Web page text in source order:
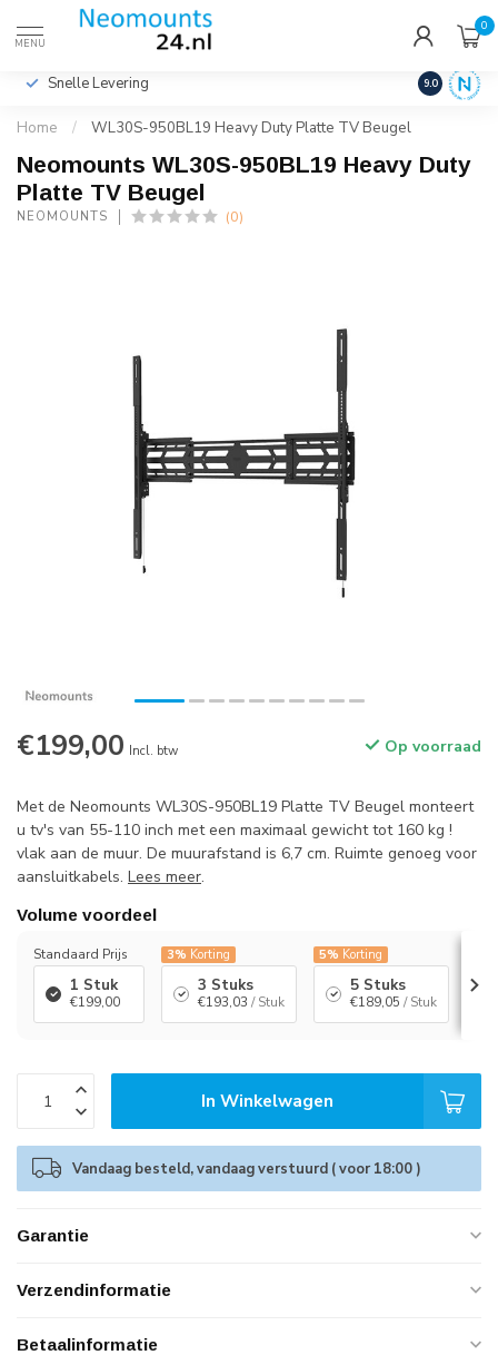
MENU
0
Incl. btw
Snelle Levering Hoge
9.0
Home / WL30S-950BL19 Heavy Duty Platte TV Beugel
Neomounts WL30S-950BL19 Heavy Duty
Platte TV Beugel
NEOMOUNTS (0)
€199,00 Incl. btw Op voorraad
Met de Neomounts WL30S-950BL19 Platte TV Beugel monteert
u tv's van 55-110 inch met een maximaal gewicht tot 160 kg !
vlak aan de muur. De muurafstand is 6,7 cm. Ruimte genoeg voor
aansluitkabels. Lees meer.
Volume voordeel
Standaard Prijs
1 Stuk
€199,00
3% Korting
3 Stuks
€193,03 / Stuk
5% Korting
5 Stuks
€189,05 / Stuk
In Winkelwagen
Vandaag besteld, vandaag verstuurd ( voor 18:00 )
Garantie
Verzendinformatie
Betaalinformatie